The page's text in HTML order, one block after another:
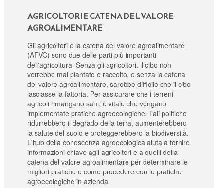
AGRICOLTORI E CATENA DEL VALORE
AGROALIMENTARE
Gli agricoltori e la catena del valore agroalimentare
(AFVC) sono due delle parti più importanti
dell'agricoltura. Senza gli agricoltori, il cibo non
verrebbe mai piantato e raccolto, e senza la catena
del valore agroalimentare, sarebbe difficile che il cibo
lasciasse la fattoria. Per assicurare che i terreni
agricoli rimangano sani, è vitale che vengano
implementate pratiche agroecologiche. Tali politiche
ridurrebbero il degrado della terra, aumenterebbero
la salute del suolo e proteggerebbero la biodiversità.
L'hub della conoscenza agroecologica aiuta a fornire
informazioni chiave agli agricoltori e a quelli della
catena del valore agroalimentare per determinare le
migliori pratiche e come procedere con le pratiche
agroecologiche in azienda.